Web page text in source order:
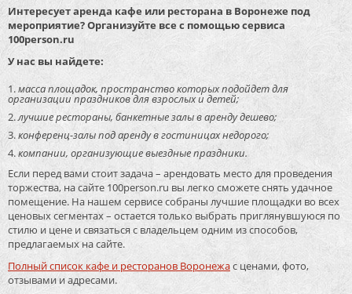
Интересует аренда кафе или ресторана в Воронеже под
мероприятие? Организуйте все с помощью сервиса
100person.ru
У нас вы найдете:
масса площадок, пространство которых подойдет для
организации праздников для взрослых и детей;
лучшие рестораны, банкетные залы в аренду дешево;
конференц-залы под аренду в гостиницах недорого;
компании, организующие выездные праздники.
Если перед вами стоит задача – арендовать место для проведения
торжества, на сайте 100person.ru вы легко сможете снять удачное
помещение. На нашем сервисе собраны лучшие площадки во всех
ценовых сегментах – остается только выбрать приглянувшуюся по
стилю и цене и связаться с владельцем одним из способов,
предлагаемых на сайте.
Полный список кафе и ресторанов Воронежас ценами, фото,
отзывами и адресами.